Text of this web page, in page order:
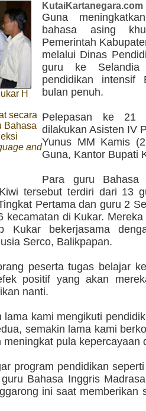
H
secara
Bahasa
and
KutaiKartanegara.com
Guna
bahasa asing
Pemerintah
melalui Dinas
guru ke Selandia
pendidikan
bulan penuh.
Pelepasan ke 21
dilakukan Asisten IV
Yunus MM Kamis
Guna, Kantor Bupati
Para guru
tersebut terdiri dari 13
Pertama dan guru 2
kecamatan di Kukar.
Kukar bekerjasama
Serco, Balikpapan.
peserta tugas belajar
positif yang akan
nanti.
lama kami mengikuti
semakin lama kami
pula kepercayaan
program pendidikan
Bahasa Inggris
ini saat memberikan